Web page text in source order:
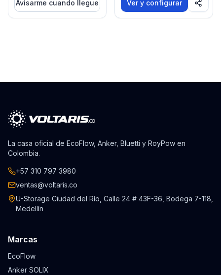
Avisarme cuando llegue Ver y configurar
La casa oficial de EcoFlow, Anker, Bluetti y RoyPow en
Colombia.
+57 310 797 3980
ventas@voltaris.co
U-Storage Ciudad del Río, Calle 24 # 43F-36, Bodega 7-118,
Medellín
Marcas
EcoFlow
Anker SOLIX